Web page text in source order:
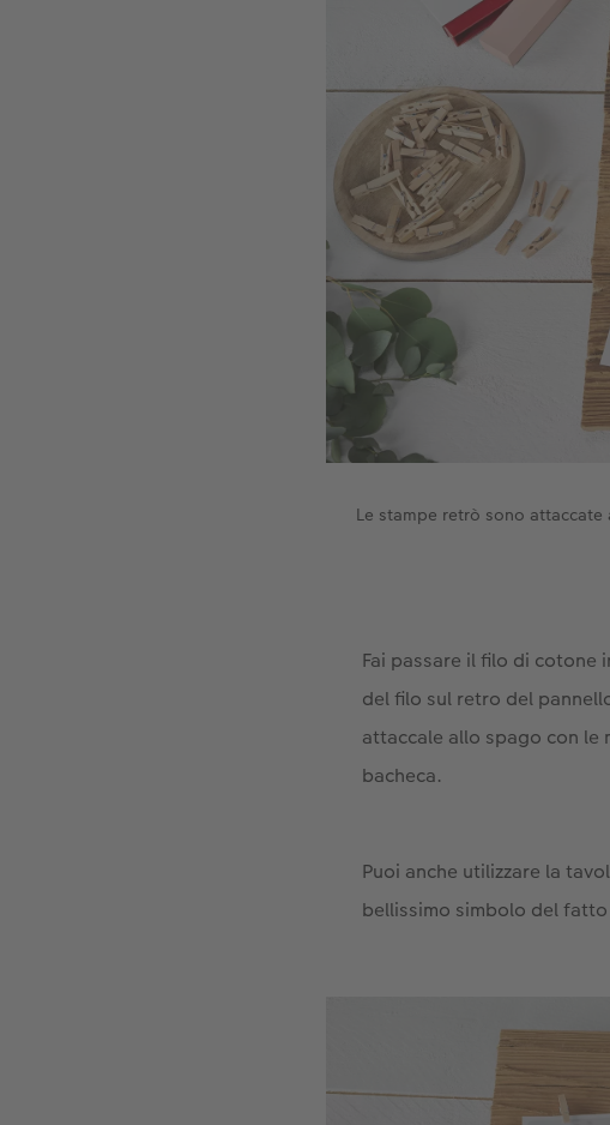
Le stampe retrò sono
Fai passare il filo di cotone
del filo sul retro del
attaccale allo spago con
bacheca.
Puoi anche utilizzare la
bellissimo simbolo del